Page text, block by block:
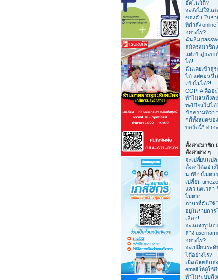
อัตโนมัติ?
จะสั่งไม่ให้แส
ของฉัน ในรา
ที่กำลัง online
อย่างไร?
ฉันลืม
สมัครสมาชิก
แต่เข้าสู่ระบบ
ได้!
ฉันเคยเข้าสู่ร
ได้ แต่ตอนนี้
เข้าไม่ได้?!
COPPA คืออ
ทำไมฉันถึงลง
ทะเีบียนไม่ได้
ข้อความที่ว่า
กกี้ทั้งหมดของ
บอร์ดนี้” ทำอ
ตั้งค่าสมาชิก
ตั้งค่าต่าง ๆ
จะเปลี่ยนแปล
ตั้งค่าได้อย่าง
นาฬิกาไม่ตร
เปลี่ยน
แล้ว แต่เวลา
ไม่ตรง!
ภาษาที่ฉันใช้
อยู่ในรายการ
เลือก!
จะแสดงรูปภ
ล่าง
อย่างไร?
จะเปลี่ยนระ
ได้อย่างไร?
เมื่อฉันคลิกส่ง
email ให้ผู้ใช้
ทำไมระบบถึง